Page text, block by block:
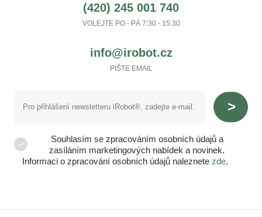
(420) 245 001 740
VOLEJTE PO - PÁ 7:30 - 15:30
info@irobot.cz
PIŠTE EMAIL
Souhlasím se zpracováním osobních údajů a
zasíláním marketingových nabídek a novinek.
Informaci o zpracování osobních údajů naleznete zde.